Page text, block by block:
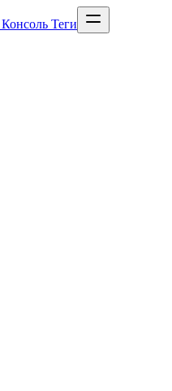
Консоль Теги